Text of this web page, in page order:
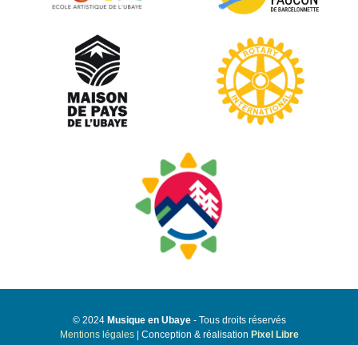
© 2024 Musique en Ubaye- Tous droits réservés
Mentions légales| Conception & réalisation Pixel Libre